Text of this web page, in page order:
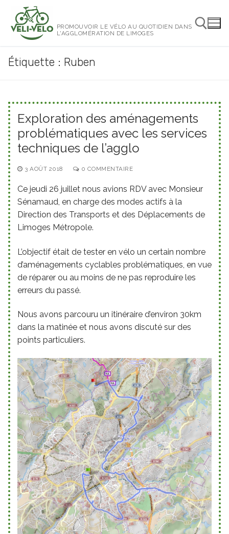
contenu
PROMOUVOIR LE VÉLO AU QUOTIDIEN DANS
L'AGGLOMÉRATION DE LIMOGES
Étiquette : Ruben
Exploration des aménagements
problématiques avec les services
techniques de l’agglo
3 AOÛT 2018 0 COMMENTAIRE
Ce jeudi 26 juillet nous avions RDV avec Monsieur
Sénamaud, en charge des modes actifs à la
Direction des Transports et des Déplacements de
Limoges Métropole.
L’objectif était de tester en vélo un certain nombre
d’aménagements cyclables problématiques, en vue
de réparer ou au moins de ne pas reproduire les
erreurs du passé.
Nous avons parcouru un itinéraire d’environ 30km
dans la matinée et nous avons discuté sur des
points particuliers.